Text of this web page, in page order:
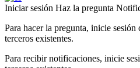
Iniciar sesión Haz la pregunta
Para hacer la pregunta, inicie sesión
terceros existentes.
Para recibir notificaciones, inicie